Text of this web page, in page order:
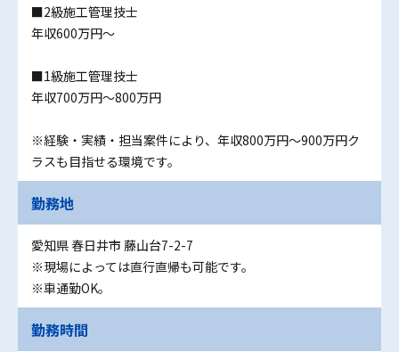
■2級施工管理技士
年収600万円～
■1級施工管理技士
年収700万円～800万円
※経験・実績・担当案件により、年収800万円～900万円ク
ラスも目指せる環境です。
勤務地
愛知県 春日井市 藤山台7-2-7
※現場によっては直行直帰も可能です。
※車通勤OK。
勤務時間